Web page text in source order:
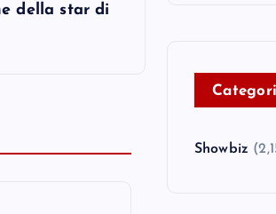
della star di
C
Showbiz